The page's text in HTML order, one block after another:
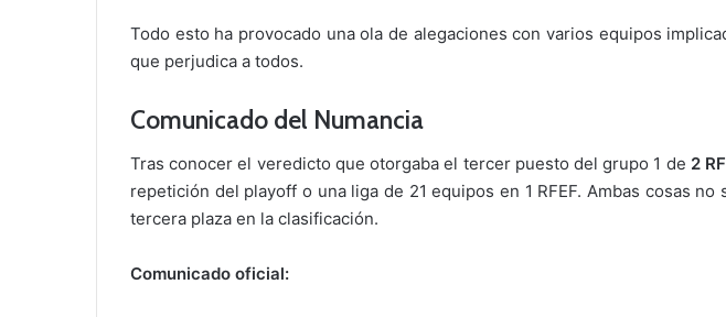
Todo esto ha provocado una ola de alegaciones con varios equipos
que perjudica a todos.
Comunicado del Numancia
Tras conocer el veredicto que otorgaba el tercer puesto del grupo 1 de 2
repetición del playoff o una liga de 21 equipos en 1 RFEF. Ambas cosas
tercera plaza en la clasificación.
Comunicado oficial: